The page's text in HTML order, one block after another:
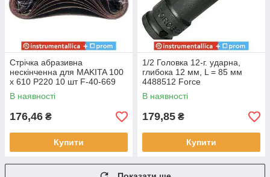
Стрічка абразивна
нескінченна для MAKITA 100
x 610 P220 10 шт F-40-669
Miol
В наявності
176,46 ₴
Купити
1/2 Головка 12-г. ударна,
глибока 12 мм, L = 85 мм
4488512 Force
В наявності
179,85 ₴
Купити